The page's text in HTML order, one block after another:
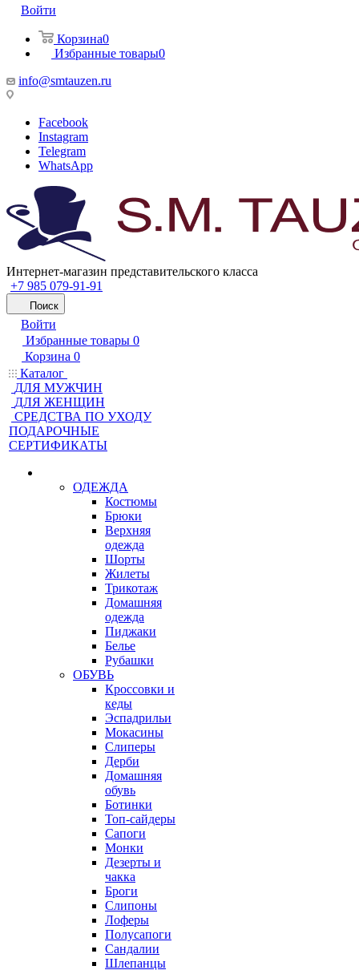
Войти
Корзина0
Избранные товары0
info@smtauzen.ru
Facebook
Instagram
Telegram
WhatsApp
Интернет-магазин представительского класса
+7 985 079-91-91
Поиск
Войти
Избранные товары 0
Корзина 0
Каталог
ДЛЯ МУЖЧИН
ДЛЯ ЖЕНЩИН
CРЕДСТВА ПО УХОДУ
ПОДАРОЧНЫЕ
СЕРТИФИКАТЫ
ОДЕЖДА
Костюмы
Брюки
Верхняя
одежда
Шорты
Жилеты
Трикотаж
Домашняя
одежда
Пиджаки
Белье
Рубашки
ОБУВЬ
Кроссовки и
кеды
Эспадрильи
Мокасины
Слиперы
Дерби
Домашняя
обувь
Ботинки
Топ-сайдеры
Сапоги
Монки
Дезерты и
чакка
Броги
Слипоны
Лоферы
Полусапоги
Сандалии
Шлепанцы